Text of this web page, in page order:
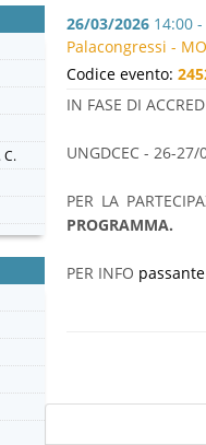
26/03/2026 14:00
Palacongressi -
Codice evento:
IN FASE DI
UNGDCEC - 26-
PER LA
PROGRAMMA.
PER INFO
C.